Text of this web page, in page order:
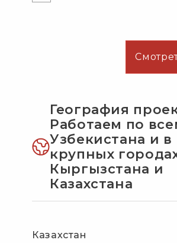
География
Работаем по
Узбекистана и в
крупных
Кыргызстана и
Казахстана
Казахстан